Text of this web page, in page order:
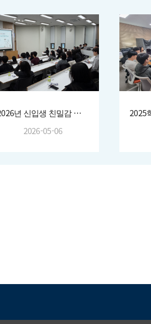
2026년 신입생 친밀감 형성 프로그램
2026-05-06